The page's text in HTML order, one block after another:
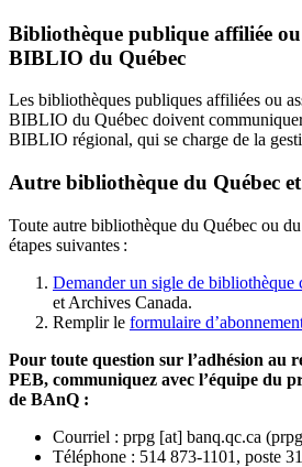
Bibliothèque publique affiliée ou
BIBLIO du Québec
Les bibliothèques publiques affiliées ou
BIBLIO du Québec doivent
BIBLIO régional, qui se charge de la
Autre bibliothèque du Québec
Toute autre bibliothèque du Québec ou
étapes suivantes :
Demander un sigle de bibliothèque
et Archives Canada.
Remplir le formulaire
Pour toute question sur l’adhésion au
PEB, communiquez avec l’équipe du
de BAnQ :
Courriel : prpg [at] banq.qc.ca (
Téléphone : 514 873-1101, poste